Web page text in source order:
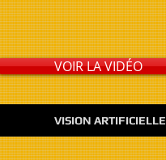
VOIR LA VIDÉO
VISION ARTIFICIELLE